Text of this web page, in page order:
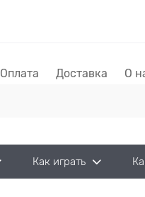
Оплата Доставка
О
Как играть